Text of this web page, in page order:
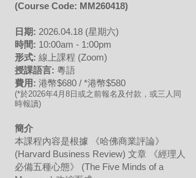
(Course Code: MM260418)
日期: 2026.04.18 (星期六)
時間: 10:00am - 1:00pm
形式: 線上課程 (Zoom)
授課語言: 粵語
費用: 港幣$680 / *港幣$580
(*於2026年4月8日或之前報名及付款，或三人同
時報讀)
簡介
本課程內容是根據 《哈佛商業評論》
(Harvard Business Review) 文章 《經理人
必備五種心態》 (The Five Minds of a